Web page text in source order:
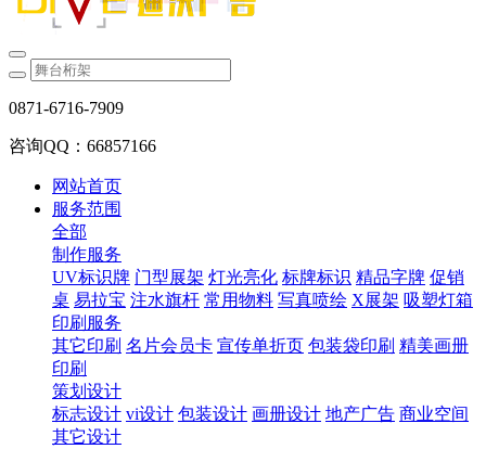
0871-6716-7909
咨询QQ：66857166
网站首页
服务范围
全部
制作服务
UV标识牌 门型展架 灯光亮化 标牌标识 精品字牌 促销
桌 易拉宝 注水旗杆 常用物料 写真喷绘 X展架 吸塑灯箱
印刷服务
其它印刷 名片会员卡 宣传单折页 包装袋印刷 精美画册
印刷
策划设计
标志设计 vi设计 包装设计 画册设计 地产广告 商业空间
其它设计